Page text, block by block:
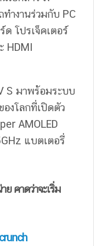
ำงานร่วมกับ PC
โปรเจ็คเตอร์
HDMI
S มาพร้อมระบบ
งโลกที่เปิดตัว
AMOLED
แบตเตอรี่
คาดว่าจะเริ่ม